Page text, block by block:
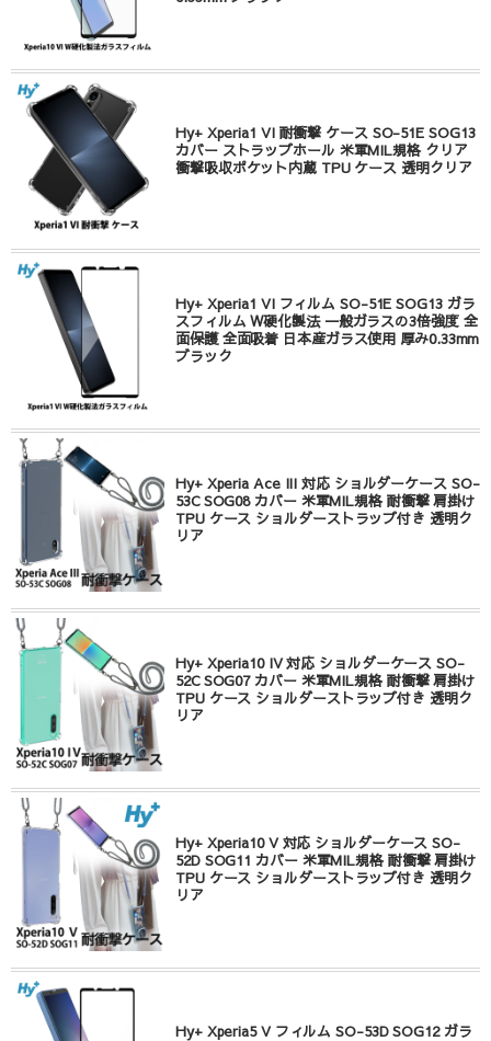
Hy+ Xperia1 VI 耐衝撃 ケース SO-51E SOG13
カバー ストラップホール 米軍MIL規格 クリア
衝撃吸収ポケット内蔵 TPU ケース 透明クリア
Hy+ Xperia1 VI フィルム SO-51E SOG13 ガラ
スフィルム W硬化製法 一般ガラスの3倍強度 全
面保護 全面吸着 日本産ガラス使用 厚み0.33mm
ブラック
Hy+ Xperia Ace III 対応 ショルダーケース SO-
53C SOG08 カバー 米軍MIL規格 耐衝撃 肩掛け
TPU ケース ショルダーストラップ付き 透明ク
リア
Hy+ Xperia10 IV 対応 ショルダーケース SO-
52C SOG07 カバー 米軍MIL規格 耐衝撃 肩掛け
TPU ケース ショルダーストラップ付き 透明ク
リア
Hy+ Xperia10 V 対応 ショルダーケース SO-
52D SOG11 カバー 米軍MIL規格 耐衝撃 肩掛け
TPU ケース ショルダーストラップ付き 透明ク
リア
Hy+ Xperia5 V フィルム SO-53D SOG12 ガラ